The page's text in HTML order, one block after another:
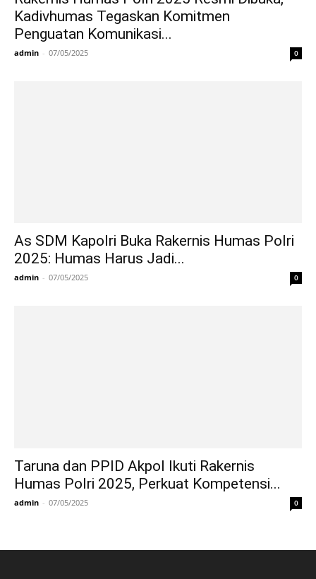
Kadivhumas Tegaskan Komitmen
Penguatan Komunikasi...
admin - 07/05/2025 0
As SDM Kapolri Buka Rakernis Humas Polri
2025: Humas Harus Jadi...
admin - 07/05/2025 0
Taruna dan PPID Akpol Ikuti Rakernis
Humas Polri 2025, Perkuat Kompetensi...
admin - 07/05/2025 0